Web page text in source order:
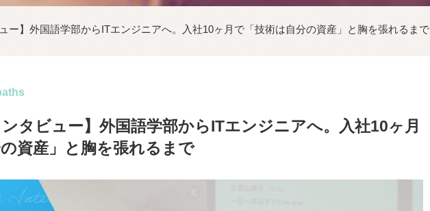
ー】外国語学部からITエンジニアへ。入社10ヶ月で「技術は自分の資産」と胸を張れるまで
ンタビュー】外国語学部からITエンジニアへ。入社10ヶ月
資産」と胸を張れるまで